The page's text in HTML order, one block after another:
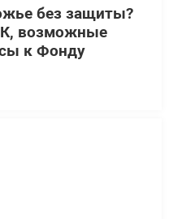
без защиты?
возможные
к Фонду